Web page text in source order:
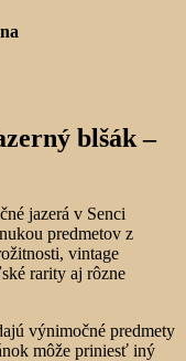
blšák –
jazerá v Senci
predmetov z
vintage
rarity aj rôzne
výnimočné predmety
môže priniesť iný